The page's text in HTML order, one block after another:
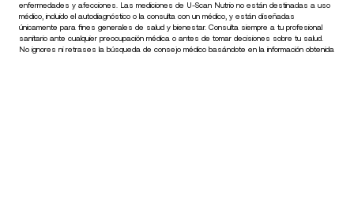
enfermedades y afecciones. Las mediciones de U-Scan Nutrio no están destinadas a uso
médico, incluido el autodiagnóstico o la consulta con un médico, y están diseñadas
únicamente para fines generales de salud y bienestar. Consulta siempre a tu profesional
sanitario ante cualquier preocupación médica o antes de tomar decisiones sobre tu salud.
No ignores ni retrases la búsqueda de consejo médico basándote en la información obtenida